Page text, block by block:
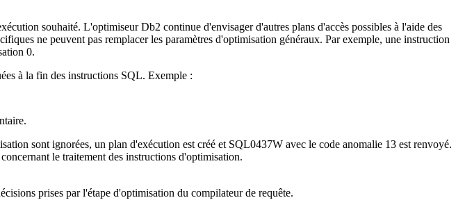
souhaité. L'optimiseurDb2 continue d'envisager d'autres plans d'accès possibles à l'aide des
ne peuvent pas remplacer les paramètres d'optimisation généraux. Par exemple, une instruction
0.
à la fin des instructions SQL. Exemple :
sont ignorées, un plan d'exécution est créé et SQL0437W avec le code anomalie 13 est renvoyé.
le traitement des instructions d'optimisation.
prises par l'étape d'optimisation du compilateur de requête.